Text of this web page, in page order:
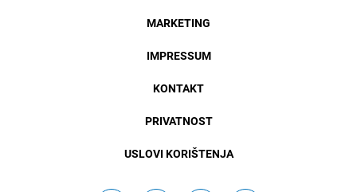
MARKETING
IMPRESSUM
KONTAKT
PRIVATNOST
USLOVI KORIŠTENJA